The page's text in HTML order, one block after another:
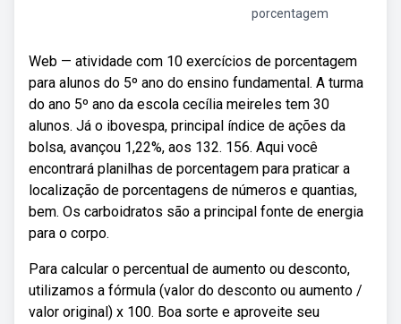
porcentagem
Web — atividade com 10 exercícios de porcentagem
para alunos do 5º ano do ensino fundamental. A turma
do ano 5º ano da escola cecília meireles tem 30
alunos. Já o ibovespa, principal índice de ações da
bolsa, avançou 1,22%, aos 132. 156. Aqui você
encontrará planilhas de porcentagem para praticar a
localização de porcentagens de números e quantias,
bem. Os carboidratos são a principal fonte de energia
para o corpo.
Para calcular o percentual de aumento ou desconto,
utilizamos a fórmula (valor do desconto ou aumento /
valor original) x 100. Boa sorte e aproveite seu